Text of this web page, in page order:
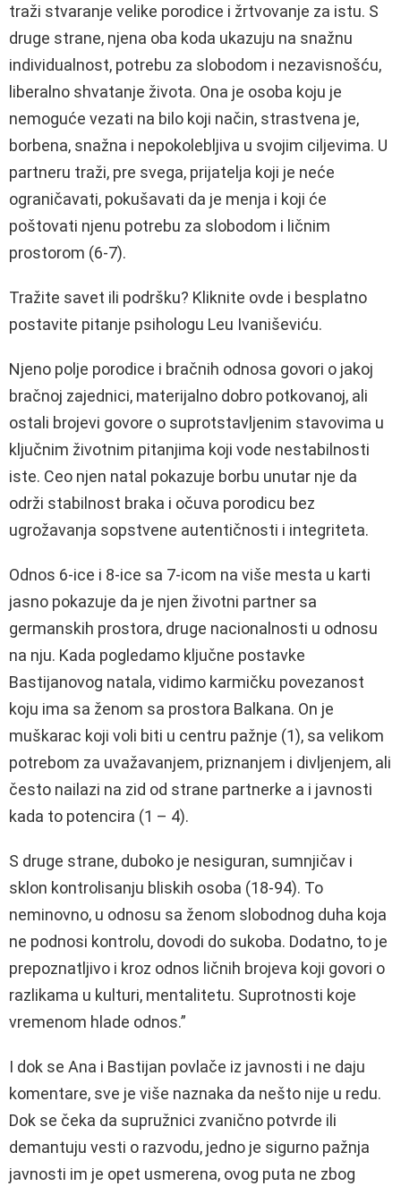
traži stvaranje velike porodice i žrtvovanje za istu. S
druge strane, njena oba koda ukazuju na snažnu
individualnost, potrebu za slobodom i nezavisnošću,
liberalno shvatanje života. Ona je osoba koju je
nemoguće vezati na bilo koji način, strastvena je,
borbena, snažna i nepokolebljiva u svojim ciljevima. U
partneru traži, pre svega, prijatelja koji je neće
ograničavati, pokušavati da je menja i koji će
poštovati njenu potrebu za slobodom i ličnim
prostorom (6-7).
Tražite savet ili podršku? Kliknite ovde i besplatno
postavite pitanje psihologu Leu Ivaniševiću.
Njeno polje porodice i bračnih odnosa govori o jakoj
bračnoj zajednici, materijalno dobro potkovanoj, ali
ostali brojevi govore o suprotstavljenim stavovima u
ključnim životnim pitanjima koji vode nestabilnosti
iste. Ceo njen natal pokazuje borbu unutar nje da
održi stabilnost braka i očuva porodicu bez
ugrožavanja sopstvene autentičnosti i integriteta.
Odnos 6-ice i 8-ice sa 7-icom na više mesta u karti
jasno pokazuje da je njen životni partner sa
germanskih prostora, druge nacionalnosti u odnosu
na nju. Kada pogledamo ključne postavke
Bastijanovog natala, vidimo karmičku povezanost
koju ima sa ženom sa prostora Balkana. On je
muškarac koji voli biti u centru pažnje (1), sa velikom
potrebom za uvažavanjem, priznanjem i divljenjem, ali
često nailazi na zid od strane partnerke a i javnosti
kada to potencira (1 – 4).
S druge strane, duboko je nesiguran, sumnjičav i
sklon kontrolisanju bliskih osoba (18-94). To
neminovno, u odnosu sa ženom slobodnog duha koja
ne podnosi kontrolu, dovodi do sukoba. Dodatno, to je
prepoznatljivo i kroz odnos ličnih brojeva koji govori o
razlikama u kulturi, mentalitetu. Suprotnosti koje
vremenom hlade odnos.”
I dok se Ana i Bastijan povlače iz javnosti i ne daju
komentare, sve je više naznaka da nešto nije u redu.
Dok se čeka da supružnici zvanično potvrde ili
demantuju vesti o razvodu, jedno je sigurno pažnja
javnosti im je opet usmerena, ovog puta ne zbog